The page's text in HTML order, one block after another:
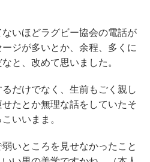
いほどラグビー協会の電話が
ジが多いとか、余程、多くに
と、改めて思いました。
だけでなく、生前もごく親し
たとか無理な話をしていたそ
いいまま。
いところを見せなかったこと